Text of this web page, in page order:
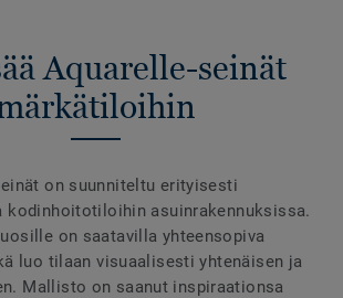
Aquarelle-seinät
on suunniteltu erityisesti
kodinhoitotiloihin asuinrakennuksissa.
on saatavilla yhteensopiva
luo tilaan visuaalisesti yhtenäisen ja
Mallisto on saanut inspiraationsa